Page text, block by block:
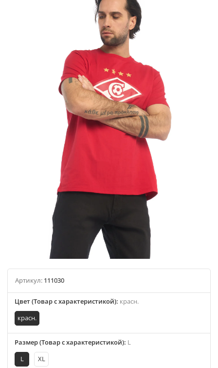
Артикул: 111030
Цвет (Товар с характеристикой): красн.
красн.
Размер (Товар с характеристикой): L
L
XL